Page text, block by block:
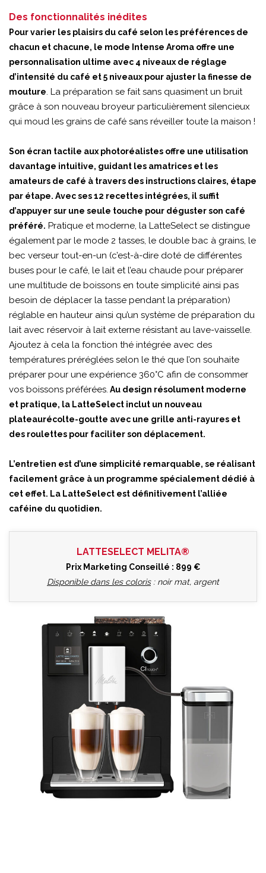
Des fonctionnalités inédites
Pour varier les plaisirs du café selon les préférences de
chacun et chacune, le mode Intense Aroma offre une
personnalisation ultime avec 4 niveaux de réglage
d’intensité du café et 5 niveaux pour ajuster la finesse de
mouture. La préparation se fait sans quasiment un bruit
grâce à son nouveau broyeur particulièrement silencieux
qui moud les grains de café sans réveiller toute la maison !
Son écran tactile aux photoréalistes offre une utilisation
davantage intuitive, guidant les amatrices et les
amateurs de café à travers des instructions claires, étape
par étape. Avec ses 12 recettes intégrées, il suffit
d’appuyer sur une seule touche pour déguster son café
préféré. Pratique et moderne, la LatteSelect se distingue
également par le mode 2 tasses, le double bac à grains, le
bec verseur tout-en-un (c’est-à-dire doté de différentes
buses pour le café, le lait et l’eau chaude pour préparer
une multitude de boissons en toute simplicité ainsi pas
besoin de déplacer la tasse pendant la préparation)
réglable en hauteur ainsi qu’un système de préparation du
lait avec réservoir à lait externe résistant au lave-vaisselle.
Ajoutez à cela la fonction thé intégrée avec des
températures préréglées selon le thé que l’on souhaite
préparer pour une expérience 360°C afin de consommer
vos boissons préférées. Au design résolument moderne
et pratique, la LatteSelect inclut un nouveau
plateaurécolte-goutte avec une grille anti-rayures et
des roulettes pour faciliter son déplacement.
L’entretien est d’une simplicité remarquable, se réalisant
facilement grâce à un programme spécialement dédié à
cet effet. La LatteSelect est définitivement l’alliée
caféine du quotidien.
LATTESELECT MELITA®
Prix Marketing Conseillé : 899 €
Disponible dans les coloris: noir mat, argent